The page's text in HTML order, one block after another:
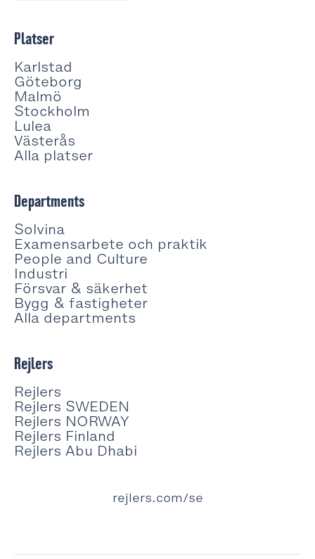
Platser
Karlstad
Göteborg
Malmö
Stockholm
Lulea
Västerås
Alla platser
Departments
Solvina
Examensarbete och praktik
People and Culture
Industri
Försvar & säkerhet
Bygg & fastigheter
Alla departments
Rejlers
Rejlers
Rejlers SWEDEN
Rejlers NORWAY
Rejlers Finland
Rejlers Abu Dhabi
rejlers.com/se